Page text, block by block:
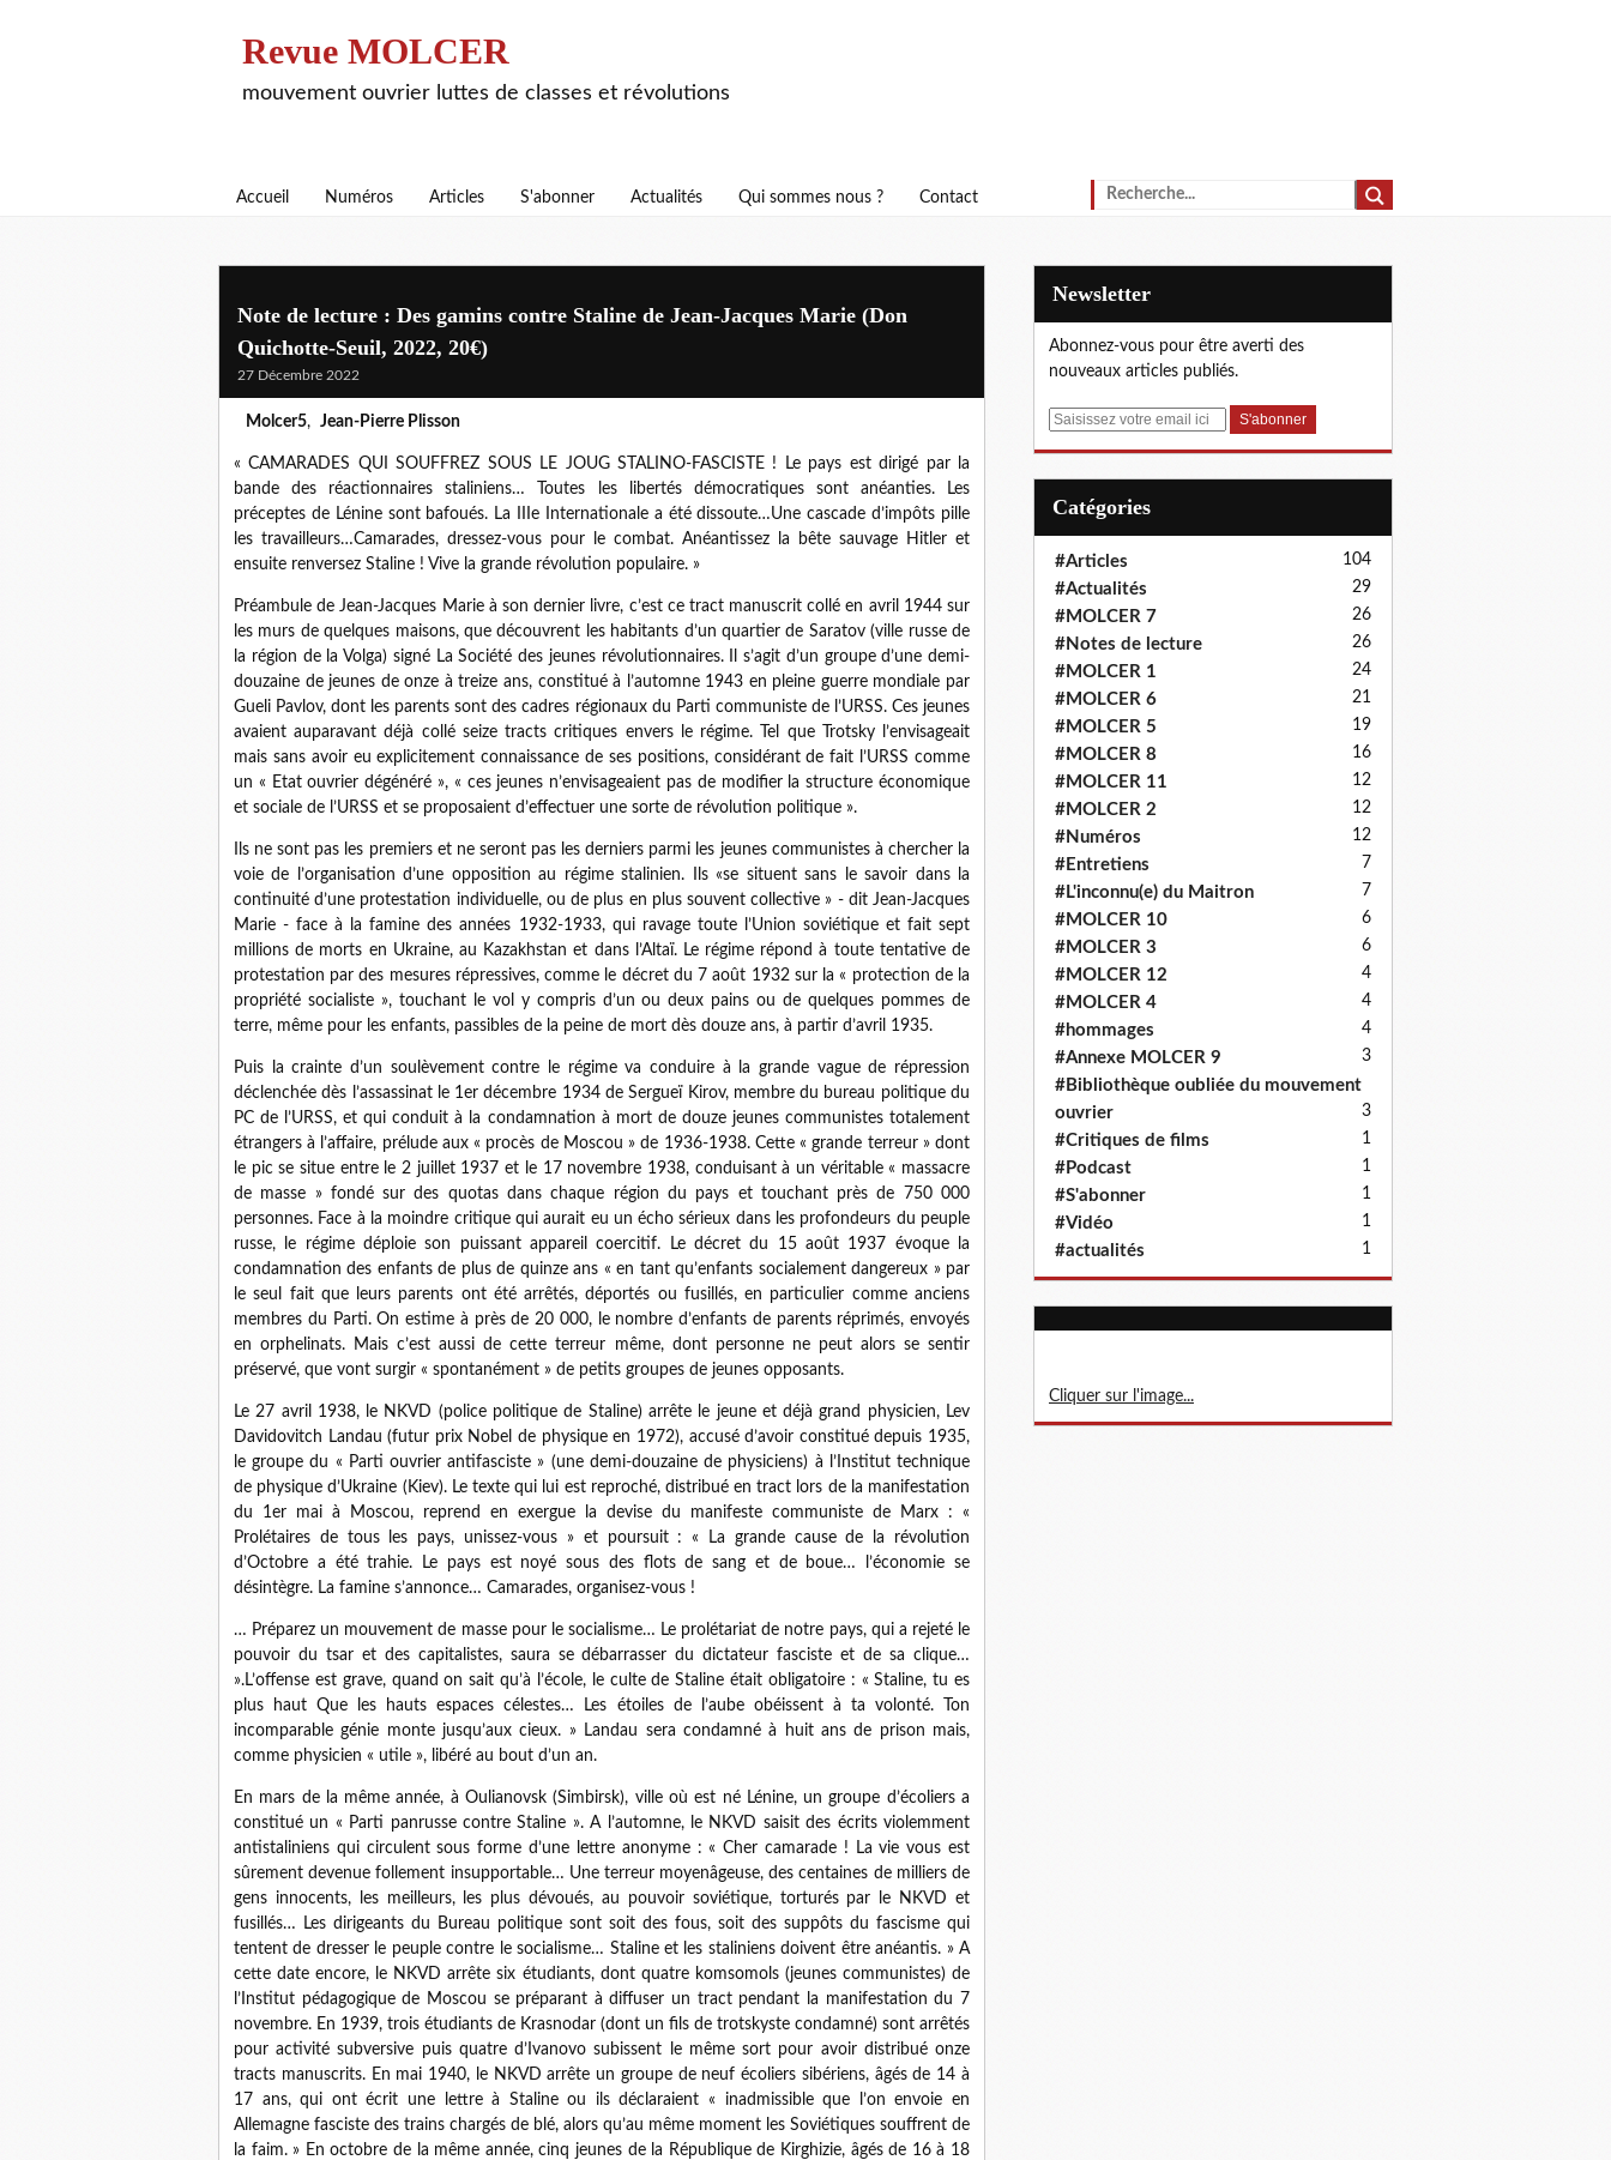
Revue MOLCER
mouvement ouvrier luttes de classes et révolutions
Accueil Numéros Articles S'abonner Actualités Qui sommes nous ? Contact
Note de lecture : Des gamins contre Staline de Jean-Jacques Marie (Don
Quichotte-Seuil, 2022, 20€)
27 Décembre 2022
Molcer5, Jean-Pierre Plisson
« CAMARADES QUI SOUFFREZ SOUS LE JOUG STALINO-FASCISTE ! Le pays est dirigé par la
bande des réactionnaires staliniens… Toutes les libertés démocratiques sont anéanties. Les
préceptes de Lénine sont bafoués. La IIIe Internationale a été dissoute…Une cascade d’impôts pille
les travailleurs…Camarades, dressez-vous pour le combat. Anéantissez la bête sauvage Hitler et
ensuite renversez Staline ! Vive la grande révolution populaire. »
Préambule de Jean-Jacques Marie à son dernier livre, c’est ce tract manuscrit collé en avril 1944 sur
les murs de quelques maisons, que découvrent les habitants d’un quartier de Saratov (ville russe de
la région de la Volga) signé La Société des jeunes révolutionnaires. Il s’agit d’un groupe d’une demi-
douzaine de jeunes de onze à treize ans, constitué à l’automne 1943 en pleine guerre mondiale par
Gueli Pavlov, dont les parents sont des cadres régionaux du Parti communiste de l’URSS. Ces jeunes
avaient auparavant déjà collé seize tracts critiques envers le régime. Tel que Trotsky l’envisageait
mais sans avoir eu explicitement connaissance de ses positions, considérant de fait l’URSS comme
un « Etat ouvrier dégénéré », « ces jeunes n’envisageaient pas de modifier la structure économique
et sociale de l’URSS et se proposaient d’effectuer une sorte de révolution politique ».
Ils ne sont pas les premiers et ne seront pas les derniers parmi les jeunes communistes à chercher la
voie de l’organisation d’une opposition au régime stalinien. Ils «se situent sans le savoir dans la
continuité d’une protestation individuelle, ou de plus en plus souvent collective » - dit Jean-Jacques
Marie - face à la famine des années 1932-1933, qui ravage toute l’Union soviétique et fait sept
millions de morts en Ukraine, au Kazakhstan et dans l’Altaï. Le régime répond à toute tentative de
protestation par des mesures répressives, comme le décret du 7 août 1932 sur la « protection de la
propriété socialiste », touchant le vol y compris d’un ou deux pains ou de quelques pommes de
terre, même pour les enfants, passibles de la peine de mort dès douze ans, à partir d’avril 1935.
Puis la crainte d’un soulèvement contre le régime va conduire à la grande vague de répression
déclenchée dès l’assassinat le 1er décembre 1934 de Sergueï Kirov, membre du bureau politique du
PC de l’URSS, et qui conduit à la condamnation à mort de douze jeunes communistes totalement
étrangers à l’affaire, prélude aux « procès de Moscou » de 1936-1938. Cette « grande terreur » dont
le pic se situe entre le 2 juillet 1937 et le 17 novembre 1938, conduisant à un véritable « massacre
de masse » fondé sur des quotas dans chaque région du pays et touchant près de 750 000
personnes. Face à la moindre critique qui aurait eu un écho sérieux dans les profondeurs du peuple
russe, le régime déploie son puissant appareil coercitif. Le décret du 15 août 1937 évoque la
condamnation des enfants de plus de quinze ans « en tant qu’enfants socialement dangereux » par
le seul fait que leurs parents ont été arrêtés, déportés ou fusillés, en particulier comme anciens
membres du Parti. On estime à près de 20 000, le nombre d’enfants de parents réprimés, envoyés
en orphelinats. Mais c’est aussi de cette terreur même, dont personne ne peut alors se sentir
préservé, que vont surgir « spontanément » de petits groupes de jeunes opposants.
Le 27 avril 1938, le NKVD (police politique de Staline) arrête le jeune et déjà grand physicien, Lev
Davidovitch Landau (futur prix Nobel de physique en 1972), accusé d’avoir constitué depuis 1935,
le groupe du « Parti ouvrier antifasciste » (une demi-douzaine de physiciens) à l’Institut technique
de physique d’Ukraine (Kiev). Le texte qui lui est reproché, distribué en tract lors de la manifestation
du 1er mai à Moscou, reprend en exergue la devise du manifeste communiste de Marx : «
Prolétaires de tous les pays, unissez-vous » et poursuit : « La grande cause de la révolution
d’Octobre a été trahie. Le pays est noyé sous des flots de sang et de boue… l’économie se
désintègre. La famine s’annonce… Camarades, organisez-vous !
… Préparez un mouvement de masse pour le socialisme… Le prolétariat de notre pays, qui a rejeté le
pouvoir du tsar et des capitalistes, saura se débarrasser du dictateur fasciste et de sa clique…
».L’offense est grave, quand on sait qu’à l’école, le culte de Staline était obligatoire : « Staline, tu es
plus haut Que les hauts espaces célestes… Les étoiles de l’aube obéissent à ta volonté. Ton
incomparable génie monte jusqu’aux cieux. » Landau sera condamné à huit ans de prison mais,
comme physicien « utile », libéré au bout d’un an.
En mars de la même année, à Oulianovsk (Simbirsk), ville où est né Lénine, un groupe d’écoliers a
constitué un « Parti panrusse contre Staline ». A l’automne, le NKVD saisit des écrits violemment
antistaliniens qui circulent sous forme d’une lettre anonyme : « Cher camarade ! La vie vous est
sûrement devenue follement insupportable… Une terreur moyenâgeuse, des centaines de milliers de
gens innocents, les meilleurs, les plus dévoués, au pouvoir soviétique, torturés par le NKVD et
fusillés… Les dirigeants du Bureau politique sont soit des fous, soit des suppôts du fascisme qui
tentent de dresser le peuple contre le socialisme… Staline et les staliniens doivent être anéantis. » A
cette date encore, le NKVD arrête six étudiants, dont quatre komsomols (jeunes communistes) de
l’Institut pédagogique de Moscou se préparant à diffuser un tract pendant la manifestation du 7
novembre. En 1939, trois étudiants de Krasnodar (dont un fils de trotskyste condamné) sont arrêtés
pour activité subversive puis quatre d’Ivanovo subissent le même sort pour avoir distribué onze
tracts manuscrits. En mai 1940, le NKVD arrête un groupe de neuf écoliers sibériens, âgés de 14 à
17 ans, qui ont écrit une lettre à Staline ou ils déclaraient « inadmissible que l’on envoie en
Allemagne fasciste des trains chargés de blé, alors qu’au même moment les Soviétiques souffrent de
la faim. » En octobre de la même année, cinq jeunes de la République de Kirghizie, âgés de 16 à 18
Newsletter
Abonnez-vous pour être averti des
nouveaux articles publiés.
E
Catégories
#Articles 104
#Actualités 29
#MOLCER 7 26
#Notes de lecture 26
#MOLCER 1 24
#MOLCER 6 21
#MOLCER 5 19
#MOLCER 8 16
#MOLCER 11 12
#MOLCER 2 12
#Numéros 12
#Entretiens 7
#L'inconnu(e) du Maitron 7
#MOLCER 10 6
#MOLCER 3 6
#MOLCER 12 4
#MOLCER 4 4
#hommages 4
#Annexe MOLCER 9 3
#Bibliothèque oubliée du mouvement
ouvrier
3
#Critiques de films 1
#Podcast 1
#S'abonner 1
#Vidéo 1
#actualités 1
Cliquer sur l'image...